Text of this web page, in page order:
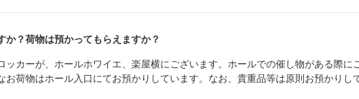
か？荷物は預かってもらえますか？
ッカーが、ホールホワイエ、楽屋横にございます。ホールでの催し物がある際に
お荷物はホール入口にてお預かりしています。なお、貴重品等は原則お預かりし